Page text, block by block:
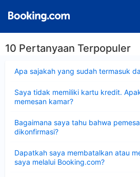
10 Pertanyaan Terpopuler
Apa sajakah yang sudah termasuk
Saya tidak memiliki kartu kredit.
memesan kamar?
Bagaimana saya tahu bahwa
dikonfirmasi?
Dapatkah saya membatalkan atau
saya melalui Booking.com?